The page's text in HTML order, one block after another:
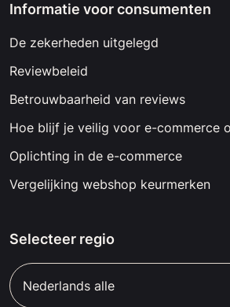
Informatie voor consumenten
De zekerheden uitgelegd
Reviewbeleid
Betrouwbaarheid van reviews
Hoe blijf je veilig voor e-commerce
Oplichting in de e-commerce
Vergelijking webshop keurmerken
Selecteer regio
Nederlands alle